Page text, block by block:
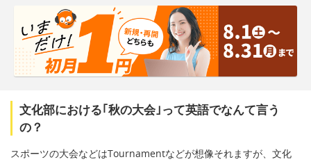
文化部における｢秋の大会｣って英語でなんて言う
の？
スポーツの大会などはTournamentなどが想像それますが、文化